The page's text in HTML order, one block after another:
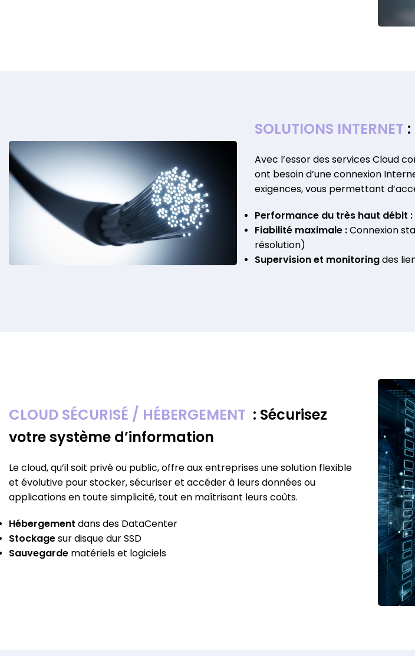
SOLUTIONS INTERNET :
Avec l’essor des services Cloud
ont besoin d’une connexion
exigences, vous permettant
Performance du très haut débit :
Fiabilité maximale :Connexion
résolution)
Supervision et monitoringdes
CLOUD SÉCURISÉ / HÉBERGEMENT : Sécurisez
votre système d’information
Le cloud, qu’il soit privé ou public, offre aux entreprises une solution flexible
et évolutive pour stocker, sécuriser et accéder à leurs données ou
applications en toute simplicité, tout en maîtrisant leurs coûts.
Hébergement dans des DataCenter
Stockagesur disque dur SSD
Sauvegarde matériels et logiciels